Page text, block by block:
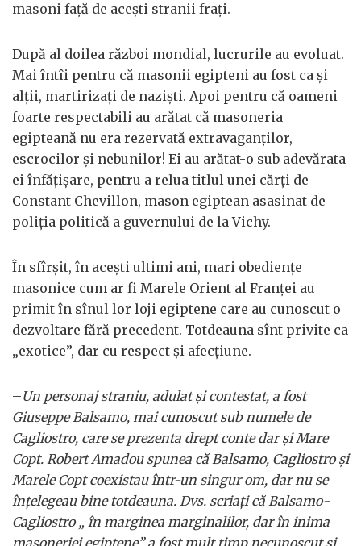
masoni faţă de aceşti stranii fraţi.
După al doilea război mondial, lucrurile au evoluat.
Mai întîi pentru că masonii egipteni au fost ca şi
alţii, martirizaţi de nazişti. Apoi pentru că oameni
foarte respectabili au arătat că masoneria
egipteană nu era rezervată extravaganţilor,
escrocilor şi nebunilor! Ei au arătat-o sub adevărata
ei înfăţişare, pentru a relua titlul unei cărţi de
Constant Chevillon, mason egiptean asasinat de
poliţia politică a guvernului de la Vichy.
În sfîrşit, în aceşti ultimi ani, mari obedienţe
masonice cum ar fi Marele Orient al Franţei au
primit în sînul lor loji egiptene care au cunoscut o
dezvoltare fără precedent. Totdeauna sînt privite ca
„exotice”, dar cu respect şi afecţiune.
–Un personaj straniu, adulat şi contestat, a fost
Giuseppe Balsamo, mai cunoscut sub numele de
Cagliostro, care se prezenta drept conte dar şi Mare
Copt. Robert Amadou spunea că Balsamo, Cagliostro şi
Marele Copt coexistau într-un singur om, dar nu se
înţelegeau bine totdeauna. Dvs. scriaţi că Balsamo-
Cagliostro „ în marginea marginalilor, dar în inima
masoneriei egiptene” a fost mult timp necunoscut şi